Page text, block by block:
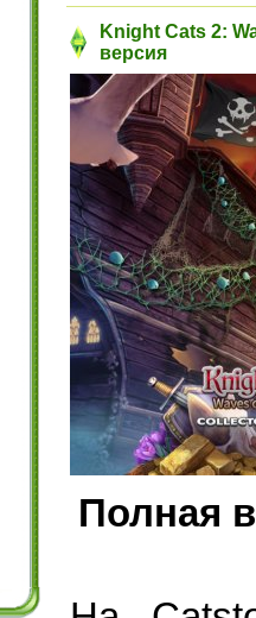
Knight Cats 2:
версия
Полная